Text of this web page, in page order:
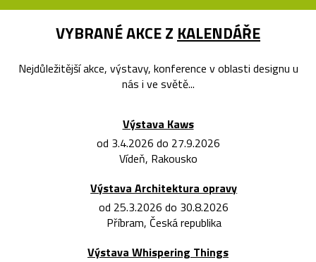
VYBRANÉ AKCE Z KALENDÁŘE
Nejdůležitější akce, výstavy, konference v oblasti designu u
nás i ve světě...
Výstava Kaws
od 3.4.2026 do 27.9.2026
Vídeň, Rakousko
Výstava Architektura opravy
od 25.3.2026 do 30.8.2026
Příbram, Česká republika
Výstava Whispering Things